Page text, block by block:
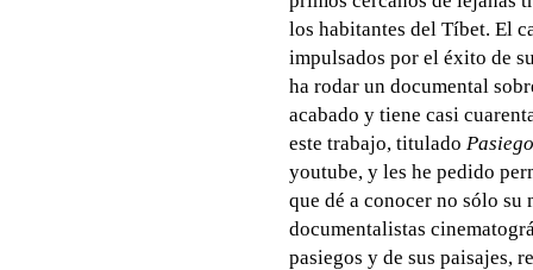
los habitantes del Tíbet. El
impulsados por el éxito de
ha rodar un documental
acabado y tiene casi
este trabajo, titulado
youtube, y les he pedido
que dé a conocer no sólo
documentalistas
pasiegos y de sus paisajes,